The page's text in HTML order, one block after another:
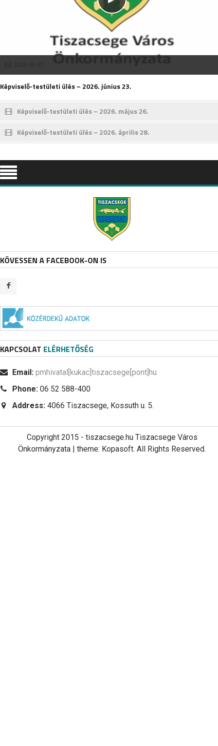
Képviselő-testületi ülés – 2026. június 23.
Képviselő-testületi ülés – 2026. május 26.
Képviselő-testületi ülés – 2026. április 28.
KÖVESSEN A FACEBOOK-ON IS
KAPCSOLAT ELÉRHETŐSÉG
Email: pmhivatal[kukac]tiszacsege[pont]hu
Phone: 06 52 588-400
Address: 4066 Tiszacsege, Kossuth u. 5.
Copyright 2015 - tiszacsege.hu Tiszacsege Város
Önkormányzata | theme: Kopasoft. All Rights Reserved.